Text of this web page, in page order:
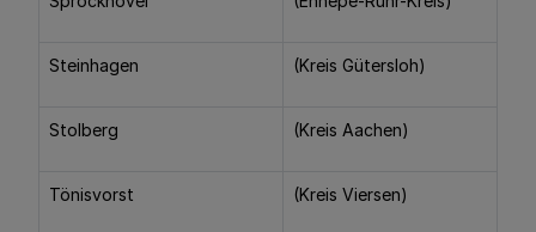
Steinhagen (Kreis Gütersloh)
Stolberg (Kreis Aachen)
Tönisvorst (Kreis Viersen)